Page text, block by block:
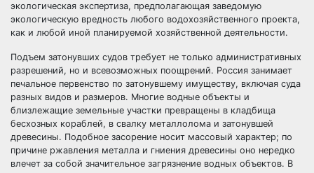
экологическая экспертиза, предполагающая заведомую
экологическую вредность любого водохозяйственного проекта,
как и любой иной планируемой хозяйственной деятельности.
Подъем затонувших судов требует не только административных
разрешений, но и всевозможных поощрений. Россия занимает
печальное первенство по затонувшему имуществу, включая суда
разных видов и размеров. Многие водные объекты и
близлежащие земельные участки превращены в кладбища
бесхозных кораблей, в свалку металлолома и затонувшей
древесины. Подобное засорение носит массовый характер; по
причине ржавления металла и гниения древесины оно нередко
влечет за собой значительное загрязнение водных объектов. В